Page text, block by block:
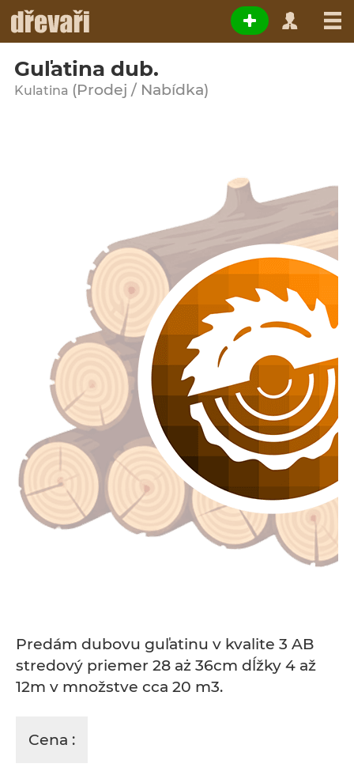
Guľatina dub.
Kulatina (Prodej / Nabídka)
Predám dubovu guľatinu v kvalite 3 AB
stredový priemer 28 aż 36cm dĺžky 4 až
12m v množstve cca 20 m3.
Cena :